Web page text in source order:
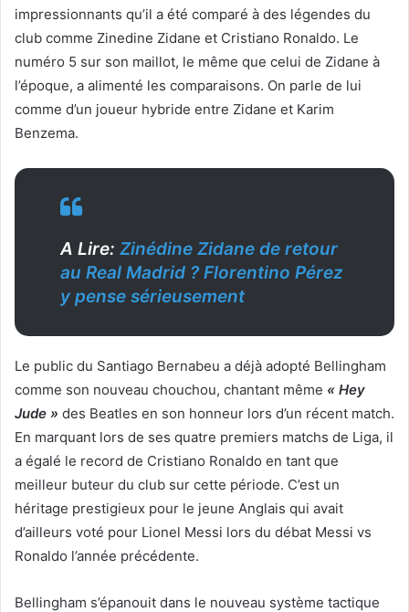
impressionnants qu’il a été comparé à des légendes du
club comme Zinedine Zidane et Cristiano Ronaldo. Le
numéro 5 sur son maillot, le même que celui de Zidane à
l’époque, a alimenté les comparaisons. On parle de lui
comme d’un joueur hybride entre Zidane et Karim
Benzema.
A Lire: Zinédine Zidane de retour
au Real Madrid ? Florentino Pérez
y pense sérieusement
Le public du Santiago Bernabeu a déjà adopté Bellingham
comme son nouveau chouchou, chantant même « Hey
Jude » des Beatles en son honneur lors d’un récent match.
En marquant lors de ses quatre premiers matchs de Liga, il
a égalé le record de Cristiano Ronaldo en tant que
meilleur buteur du club sur cette période. C’est un
héritage prestigieux pour le jeune Anglais qui avait
d’ailleurs voté pour Lionel Messi lors du débat Messi vs
Ronaldo l’année précédente.
Bellingham s’épanouit dans le nouveau système tactique